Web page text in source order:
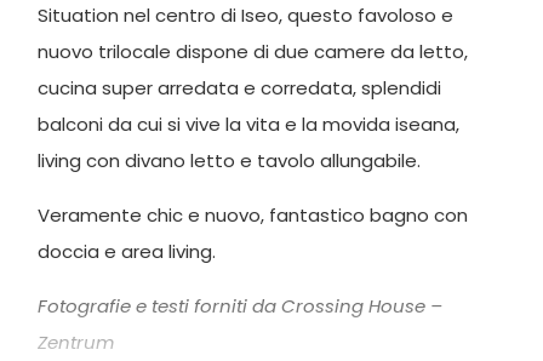
Situation nel centro di Iseo, questo favoloso e
nuovo trilocale dispone di due camere da letto,
cucina super arredata e corredata, splendidi
balconi da cui si vive la vita e la movida iseana,
living con divano letto e tavolo allungabile.
Veramente chic e nuovo, fantastico bagno con
doccia e area living.
Fotografie e testi forniti da Crossing House –
Zentrum